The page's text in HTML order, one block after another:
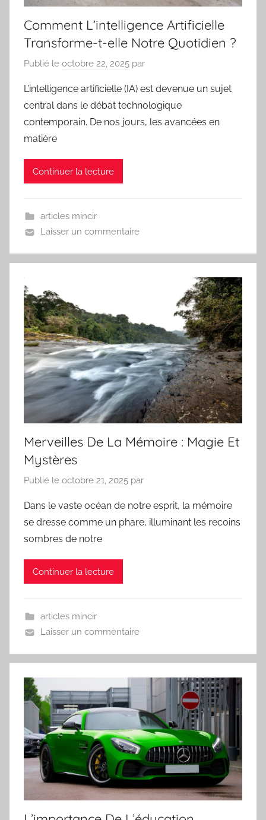
Comment L’intelligence Artificielle
Transforme-t-elle Notre Quotidien ?
Publié le octobre 22, 2025 par
L’intelligence artificielle (IA) est devenue un sujet
central dans le débat technologique
contemporain. De nos jours, les avancées en
matière
Continuer la lecture
articles mincir
Laisser un commentaire
Merveilles De La Mémoire : Magie Et
Mystères
Publié le octobre 21, 2025 par
Dans le vaste océan de notre esprit, la mémoire
se dresse comme un phare, illuminant les recoins
sombres de notre
Continuer la lecture
articles mincir
Laisser un commentaire